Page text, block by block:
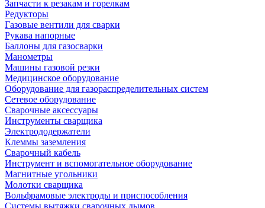
Запчасти к резакам и горелкам
Редукторы
Газовые вентили для сварки
Рукава напорные
Баллоны для газосварки
Манометры
Машины газовой резки
Медицинское оборудование
Оборудование для газораспределительных систем
Сетевое оборудование
Сварочные аксессуары
Инструменты сварщика
Электрододержатели
Клеммы заземления
Сварочный кабель
Инструмент и вспомогательное оборудование
Магнитные угольники
Молотки сварщика
Вольфрамовые электроды и приспособления
Системы вытяжки сварочных дымов